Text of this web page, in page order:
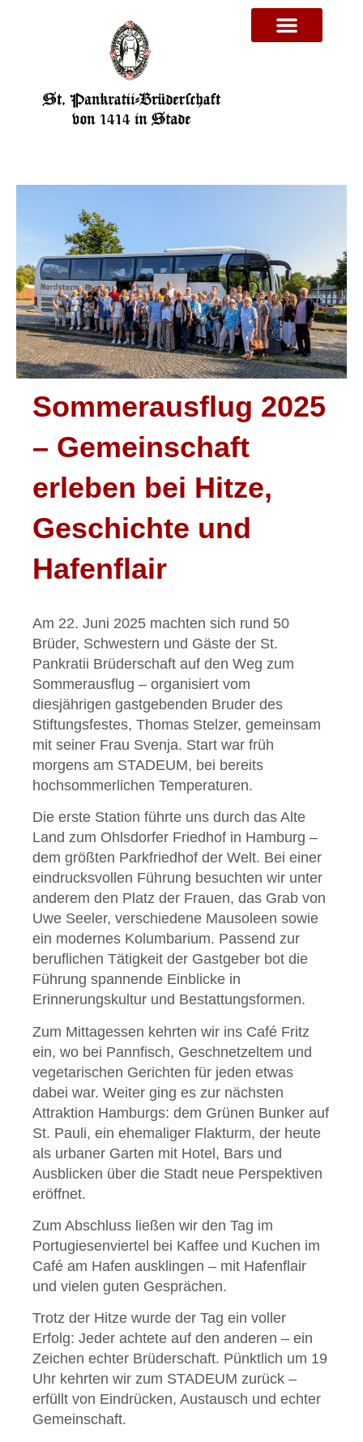
Sommerausflug 2025
– Gemeinschaft
erleben bei Hitze,
Geschichte und
Hafenflair
Am 22. Juni 2025 machten sich rund 50
Brüder, Schwestern und Gäste der St.
Pankratii Brüderschaft auf den Weg zum
Sommerausflug – organisiert vom
diesjährigen gastgebenden Bruder des
Stiftungsfestes, Thomas Stelzer, gemeinsam
mit seiner Frau Svenja. Start war früh
morgens am STADEUM, bei bereits
hochsommerlichen Temperaturen.
Die erste Station führte uns durch das Alte
Land zum Ohlsdorfer Friedhof in Hamburg –
dem größten Parkfriedhof der Welt. Bei einer
eindrucksvollen Führung besuchten wir unter
anderem den Platz der Frauen, das Grab von
Uwe Seeler, verschiedene Mausoleen sowie
ein modernes Kolumbarium. Passend zur
beruflichen Tätigkeit der Gastgeber bot die
Führung spannende Einblicke in
Erinnerungskultur und Bestattungsformen.
Zum Mittagessen kehrten wir ins Café Fritz
ein, wo bei Pannfisch, Geschnetzeltem und
vegetarischen Gerichten für jeden etwas
dabei war. Weiter ging es zur nächsten
Attraktion Hamburgs: dem Grünen Bunker auf
St. Pauli, ein ehemaliger Flakturm, der heute
als urbaner Garten mit Hotel, Bars und
Ausblicken über die Stadt neue Perspektiven
eröffnet.
Zum Abschluss ließen wir den Tag im
Portugiesenviertel bei Kaffee und Kuchen im
Café am Hafen ausklingen – mit Hafenflair
und vielen guten Gesprächen.
Trotz der Hitze wurde der Tag ein voller
Erfolg: Jeder achtete auf den anderen – ein
Zeichen echter Brüderschaft. Pünktlich um 19
Uhr kehrten wir zum STADEUM zurück –
erfüllt von Eindrücken, Austausch und echter
Gemeinschaft.